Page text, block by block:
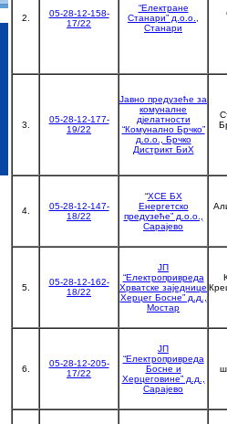
2.
05-28-12-158-
17/22
“Електране
Станари” д.о.о.,
Станари
3.
05-28-12-177-
19/22
Јавно предузеће за
комуналне
дјелатности
“Комунално Брчко”
д.о.о., Брчко
Дистрикт БиХ
4.
05-28-12-147-
18/22
“ХСЕ БХ
Енергетско
предузеће” д.о.о.,
Сарајево
5.
05-28-12-162-
18/22
ЈП
“Електропривреда
Хрватске заједнице
Херцег Босне” д.д.,
Мостар
6.
05-28-12-205-
17/22
ЈП
“Електропривреда
Босне и
Херцеговине” д.д.,
Сарајево